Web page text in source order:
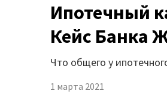
Ипотечный
Кейс Банка
Что общего у
1 марта 2021